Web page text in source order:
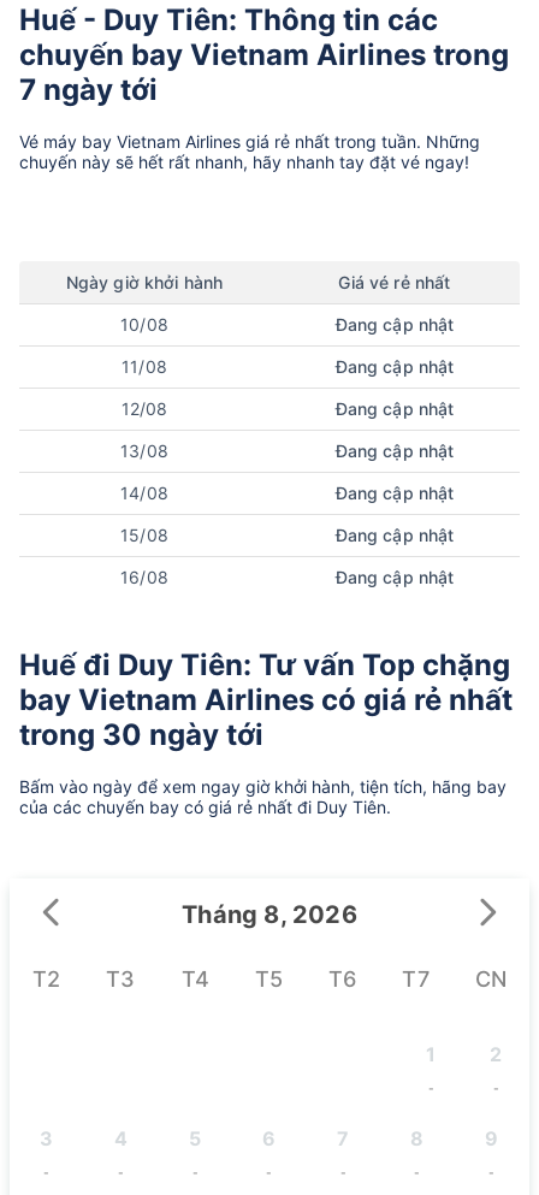
Huế - Duy Tiên: Thông tin các
chuyến bay Vietnam Airlines trong
7 ngày tới
Vé máy bay Vietnam Airlines giá rẻ nhất trong tuần. Những
chuyến này sẽ hết rất nhanh, hãy nhanh tay đặt vé ngay!
Ngày giờ khởi hành Giá vé rẻ nhất
10/08 Đang cập nhật
11/08 Đang cập nhật
12/08 Đang cập nhật
13/08 Đang cập nhật
14/08 Đang cập nhật
15/08 Đang cập nhật
16/08 Đang cập nhật
Huế đi Duy Tiên: Tư vấn Top chặng
bay Vietnam Airlines có giá rẻ nhất
trong 30 ngày tới
Bấm vào ngày để xem ngay giờ khởi hành, tiện tích, hãng bay
của các chuyến bay có giá rẻ nhất đi Duy Tiên.
Tháng 8, 2026
T2 T3 T4 T5 T6 T7 CN
1
-
2
-
3
-
4
-
5
-
6
-
7
-
8
-
9
-